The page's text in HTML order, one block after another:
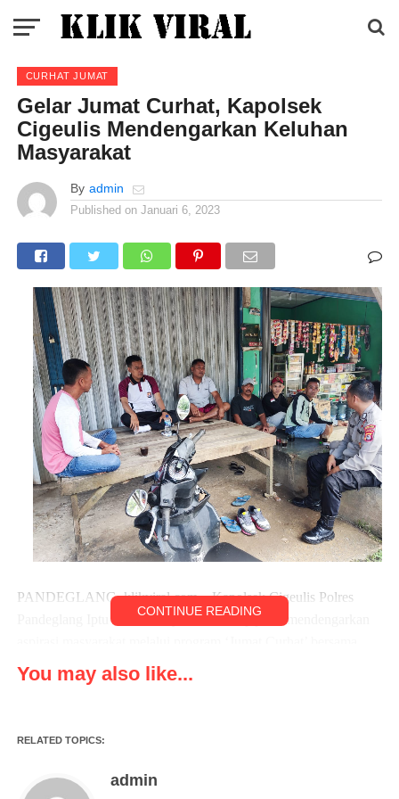
CURHAT JUMAT
Gelar Jumat Curhat, Kapolsek
Cigeulis Mendengarkan Keluhan
Masyarakat
By admin
Published on Januari 6, 2023
PANDEGLANG, klikviral.com – Kapolsek Cigeulis Polres
Pandeglang Iptu Erwin Heryadi SH dan jajaran mendengarkan
Warga Kecamatan Cigeulis Kabupaten Pandeglang, Banten.
Jumat(06/01/23)
diperuntukkan bagi Polda, Polres, hingga Polsek, supaya
kepolisian menerima curhatan masyarakat terkait tugas anggota
di lapangan termasuk memberi saran dan masukan atas hal-hal
CONTINUE READING
You may also like...
RELATED TOPICS:
admin